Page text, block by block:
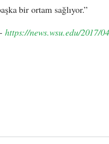
bir ortam sağlıyor.”
https://news.wsu.edu/2017/